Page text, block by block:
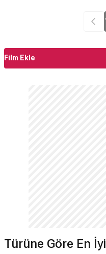
sarhoşu
başına
eskinin
Film Ekle
Türüne Göre En